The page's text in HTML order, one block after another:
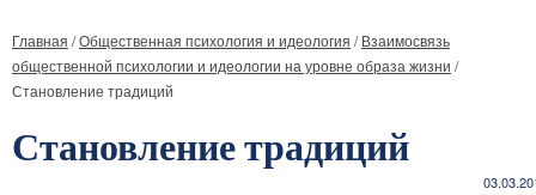
Главная /Общественная психология и идеология /Взаимосвязь
общественной психологии и идеологии на уровне образа жизни /
Становление традиций
Становление традиций